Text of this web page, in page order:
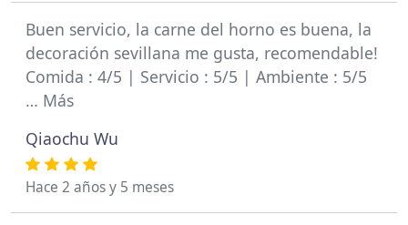
Buen servicio, la carne del horno es buena, la
decoración sevillana me gusta, recomendable!
Comida : 4/5 | Servicio : 5/5 | Ambiente : 5/5
… Más
Qiaochu Wu
Hace 2 años y 5 meses